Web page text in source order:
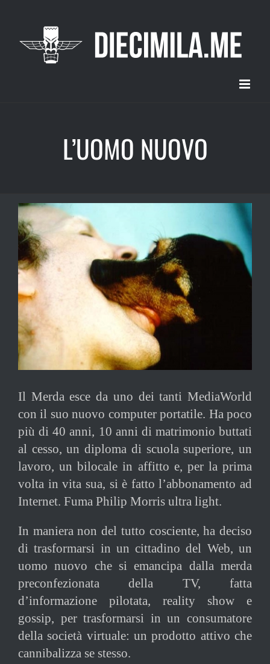
contenuto
L’UOMO NUOVO
Ingrandisci
immagine
Il Merda esce da uno dei tanti MediaWorld
con il suo nuovo computer portatile. Ha poco
più di 40 anni, 10 anni di matrimonio buttati
al cesso, un diploma di scuola superiore, un
lavoro, un bilocale in affitto e, per la prima
volta in vita sua, si è fatto l’abbonamento ad
Internet. Fuma Philip Morris ultra light.
In maniera non del tutto cosciente, ha deciso
di trasformarsi in un cittadino del Web, un
uomo nuovo che si emancipa dalla merda
preconfezionata della TV, fatta
d’informazione pilotata, reality show e
gossip, per trasformarsi in un consumatore
della società virtuale: un prodotto attivo che
cannibalizza se stesso.